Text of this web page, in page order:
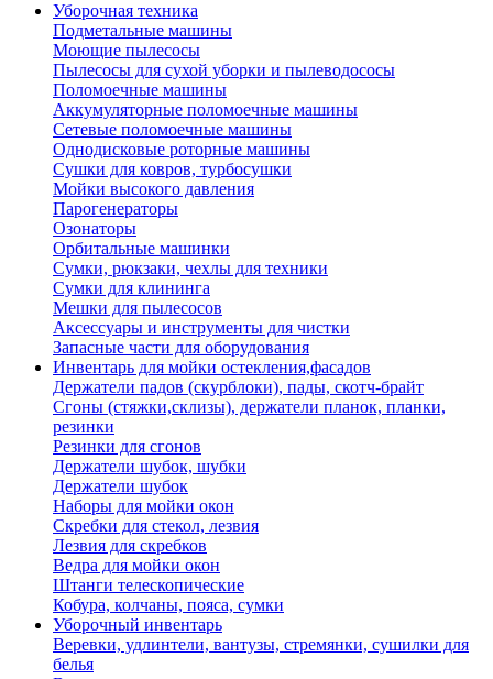
Уборочная техника
Подметальные машины
Моющие пылесосы
Пылесосы для сухой уборки и пылеводососы
Поломоечные машины
Аккумуляторные поломоечные машины
Сетевые поломоечные машины
Однодисковые роторные машины
Сушки для ковров, турбосушки
Мойки высокого давления
Парогенераторы
Озонаторы
Орбитальные машинки
Сумки, рюкзаки, чехлы для техники
Сумки для клининга
Мешки для пылесосов
Аксессуары и инструменты для чистки
Запасные части для оборудования
Инвентарь для мойки остекления,фасадов
Держатели падов (скурблоки), пады, скотч-брайт
Сгоны (стяжки,склизы), держатели планок, планки,
резинки
Резинки для сгонов
Держатели шубок, шубки
Держатели шубок
Наборы для мойки окон
Скребки для стекол, лезвия
Лезвия для скребков
Ведра для мойки окон
Штанги телескопические
Кобура, колчаны, пояса, сумки
Уборочный инвентарь
Веревки, удлинтели, вантузы, стремянки, сушилки для
белья